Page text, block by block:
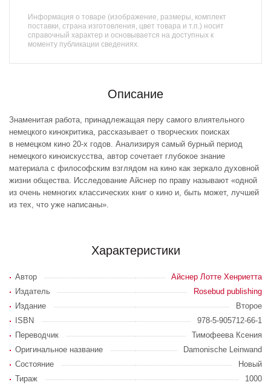
Информация о товаре (изображение, размеры, комплект
поставки, страна изготовления, цвет товара и т.п.) носит
справочный характер и основывается на доступных к
моменту публикации сведениях.
Описание
Знаменитая работа, принадлежащая перу самого влиятельного
немецкого кинокритика, рассказывает о творческих поисках
в немецком кино 20-х годов. Анализируя самый бурный период
немецкого киноискусства, автор сочетает глубокое знание
материала с философским взглядом на кино как зеркало духовной
жизни общества. Исследование Айснер по праву называют «одной
из очень немногих классических книг о кино и, быть может, лучшей
из тех, что уже написаны».
Характеристики
Автор
Айснер Лотте Хенриетта
Издатель
Rosebud publishing
Издание
Второе
ISBN
978-5-905712-66-1
Переводчик
Тимофеева Ксения
Оригинальное название
Damonische Leinwand
Состояние
Новый
Тираж
1000